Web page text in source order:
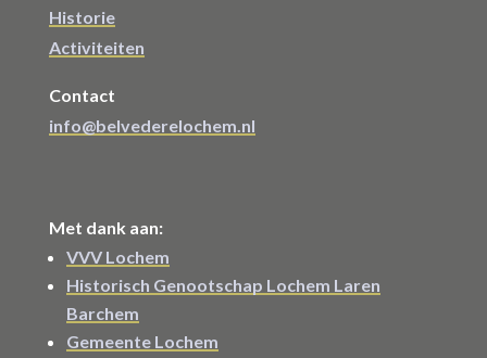
Historie
Activiteiten
Contact
info@belvederelochem.nl
Met dank aan:
VVV Lochem
Historisch Genootschap Lochem Laren
Barchem
Gemeente Lochem